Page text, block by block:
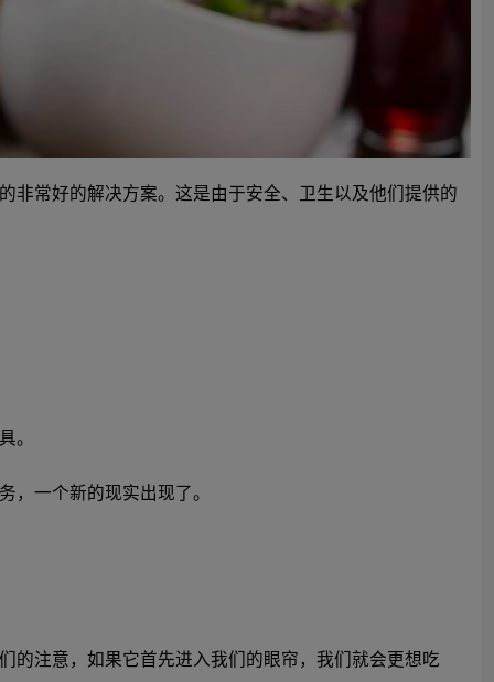
非常好的解决方案。这是由于安全、卫生以及他们提供的
。
一个新的现实出现了。
的注意，如果它首先进入我们的眼帘，我们就会更想吃